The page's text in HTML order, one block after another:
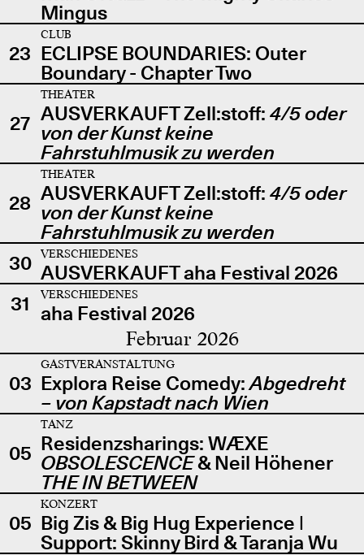
Mingus
23
CLUB
ECLIPSE BOUNDARIES: Outer
Boundary - Chapter Two
27
THEATER
AUSVERKAUFT Zell:stoff: 4/5 oder
von der Kunst keine
Fahrstuhlmusik zu werden
28
THEATER
AUSVERKAUFT Zell:stoff: 4/5 oder
von der Kunst keine
Fahrstuhlmusik zu werden
30
VERSCHIEDENES
AUSVERKAUFT aha Festival 2026
31
VERSCHIEDENES
aha Festival 2026
Februar 2026
03
GASTVERANSTALTUNG
Explora Reise Comedy:Abgedreht
– von Kapstadt nach Wien
05
TANZ
Residenzsharings: WÆXE
OBSOLESCENCE& Neil Höhener
THE IN BETWEEN
05
KONZERT
Big Zis & Big Hug Experience |
Support: Skinny Bird & Taranja Wu